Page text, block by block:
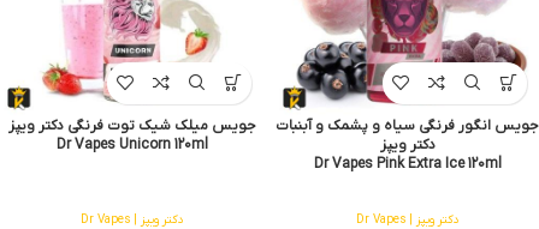
جویس انگور فرنگی سیاه و پشمک و آبنبات
دکتر ویپز
Dr Vapes Pink Extra Ice 120ml
دکتر ویپز | Dr Vapes
جویس میلک شیک توت فرنگی دکتر ویپز
Dr Vapes Unicorn 120ml
دکتر ویپز | Dr Vapes